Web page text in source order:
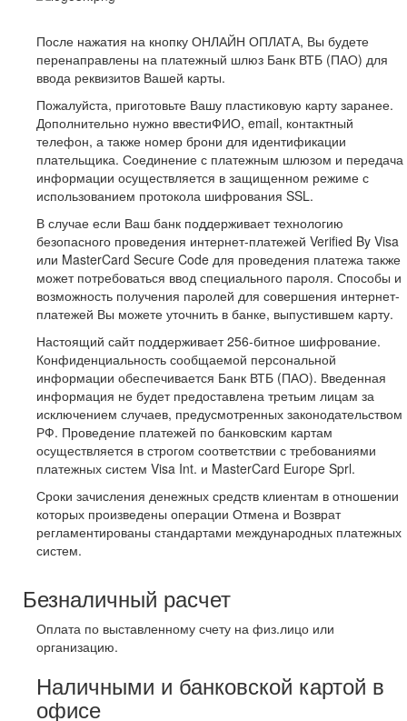
После нажатия на кнопку ОНЛАЙН ОПЛАТА, Вы будете
перенаправлены на платежный шлюз Банк ВТБ (ПАО) для
ввода реквизитов Вашей карты.
Пожалуйста, приготовьте Вашу пластиковую карту заранее.
Дополнительно нужно ввестиФИО, email, контактный
телефон, а также номер брони для идентификации
плательщика. Соединение с платежным шлюзом и передача
информации осуществляется в защищенном режиме с
использованием протокола шифрования SSL.
В случае если Ваш банк поддерживает технологию
безопасного проведения интернет-платежей Verified By Visa
или MasterCard Secure Code для проведения платежа также
может потребоваться ввод специального пароля. Способы и
возможность получения паролей для совершения интернет-
платежей Вы можете уточнить в банке, выпустившем карту.
Настоящий сайт поддерживает 256-битное шифрование.
Конфиденциальность сообщаемой персональной
информации обеспечивается Банк ВТБ (ПАО). Введенная
информация не будет предоставлена третьим лицам за
исключением случаев, предусмотренных законодательством
РФ. Проведение платежей по банковским картам
осуществляется в строгом соответствии с требованиями
платежных систем Visa Int. и MasterCard Europe Sprl.
Сроки зачисления денежных средств клиентам в отношении
которых произведены операции Отмена и Возврат
регламентированы стандартами международных платежных
систем.
Безналичный расчет
Оплата по выставленному счету на физ.лицо или
организацию.
Наличными и банковской картой в
офисе